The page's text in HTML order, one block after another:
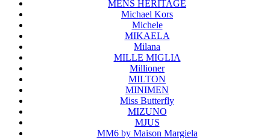
MENS HERITAGE
Michael Kors
Michele
MIKAELA
Milana
MILLE MIGLIA
Millioner
MILTON
MINIMEN
Miss Butterfly
MIZUNO
MJUS
MM6 by Maison Margiela